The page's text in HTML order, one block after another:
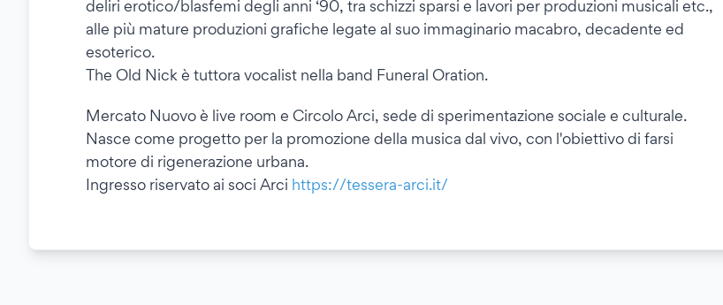
deliri erotico/blasfemi degli anni ‘90, tra schizzi sparsi e lavori per produzioni musicali etc.,
alle più mature produzioni grafiche legate al suo immaginario macabro, decadente ed
esoterico.
The Old Nick è tuttora vocalist nella band Funeral Oration.
Mercato Nuovo è live room e Circolo Arci, sede di sperimentazione sociale e culturale.
Nasce come progetto per la promozione della musica dal vivo, con l'obiettivo di farsi
motore di rigenerazione urbana.
Ingresso riservato ai soci Arci https://tessera-arci.it/